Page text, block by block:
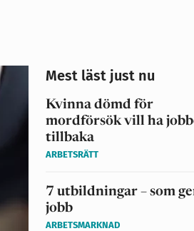
Mest läst just nu
Kvinna dömd för
mordförsök vill ha
tillbaka
ARBETSRÄTT
7 utbildningar – som
jobb
ARBETSMARKNAD